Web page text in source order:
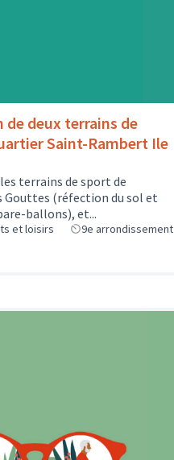
de deux terrains de
Saint-Rambert Ile
terrains de sport de
Gouttes (réfection du sol et
ballons), et...
et loisirs 9e arrondissement